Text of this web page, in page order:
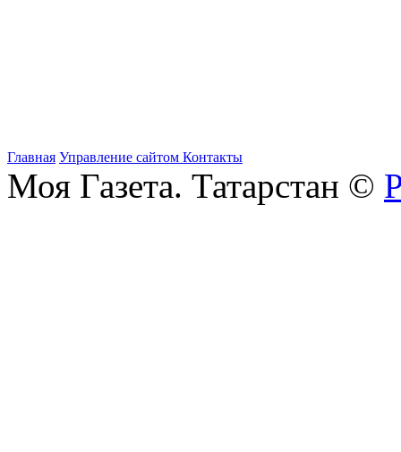
Главная Управление сайтом Контакты
Моя Газета. Татарстан ©